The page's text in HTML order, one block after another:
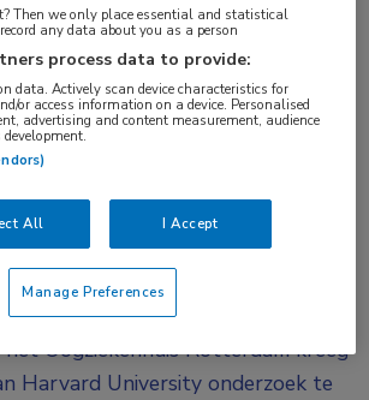
hoe je in elkaar
anders raak ik verveeld.
jaar van mijn studie
onderzoek, paste dus wel bij me.
feitelijk mijn promotietraject naar
hoewel het destijds ongebruikelijk
de coschappen te promoveren. Na
Oogziekenhuis Rotterdam kreeg
Harvard University onderzoek te
Then we only place essential and statistical
any data about you as a person
process data to provide:
data. Actively scan device characteristics for
or access information on a device. Personalised
advertising and content measurement, audience
development.
All I Accept
Manage Preferences